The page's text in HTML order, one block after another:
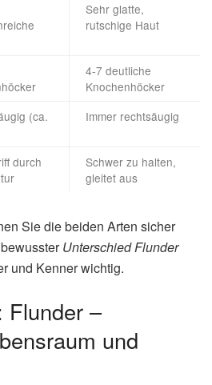
Sehr glatte,
rutschige Haut
4-7 deutliche
Knochenhöcker
(ca.
Immer rechtsäugig
durch
Schwer zu halten,
gleitet aus
Sie die beiden Arten sicher
Unterschied Flunder
und Kenner wichtig.
Flunder –
und